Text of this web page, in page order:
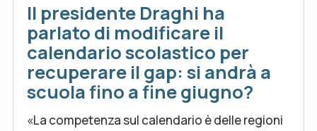
Il presidente Draghi ha
parlato di modificare il
calendario scolastico per
recuperare il gap: si andrà a
scuola fino a fine giugno?
«La competenza sul calendario è delle regioni